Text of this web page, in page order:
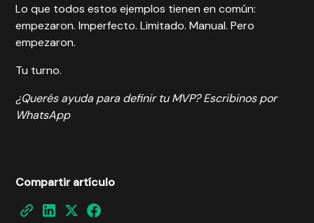
Lo que todos estos ejemplos tienen en común:
empezaron. Imperfecto. Limitado. Manual. Pero
empezaron.
Tu turno.
¿Querés ayuda para definir tu MVP?Escribinos por
WhatsApp
Compartir artículo